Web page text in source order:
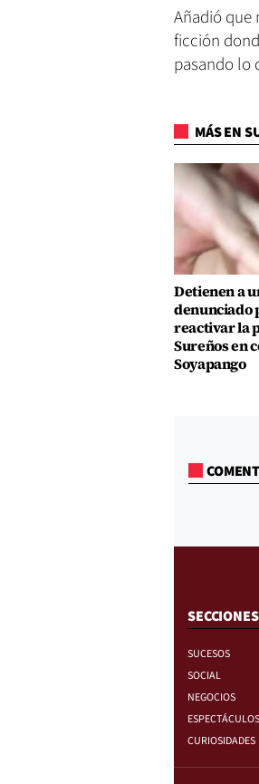
Añadió que
ficción
pasando lo
MÁS EN
Detienen a
denunciado
reactivar la
Sureños en
Soyapango
SECCIONES
SUCESOS
SOCIAL
NEGOCIOS
ESPECTÁCULOS
CURIOSIDADES